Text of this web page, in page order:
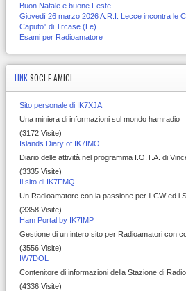
Buon Natale e buone Feste
Giovedì 26 marzo 2026 A.R.I. Lecce incontra le
Caputo" di Trcase (Le)
Esami per Radioamatore
LINK SOCI E AMICI
Sito personale di IK7XJA
Una miniera di informazioni sul mondo hamradio
(3172 Visite)
Islands Diary of IK7IMO
Diario delle attività nel programma I.O.T.A. di
(3335 Visite)
Il sito di IK7FMQ
Un Radioamatore con la passione per il CW ed i
(3358 Visite)
Ham Portal by IK7IMP
Gestione di un intero sito per Radioamatori con
(3556 Visite)
IW7DOL
Contenitore di informazioni della Stazione di
(4336 Visite)